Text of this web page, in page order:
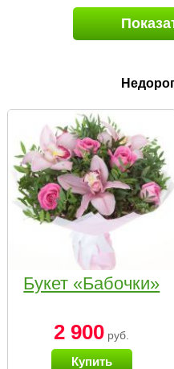
Букет «Бабочки»
2 900 руб.
Купить